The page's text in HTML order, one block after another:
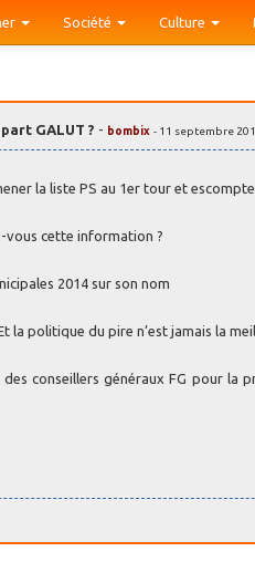
Société Culture
GALUT ? - bombix - 11 septembre
la liste PS au 1er tour et
vous cette information ?
2014 sur son nom
la politique du pire n’est jamais la
conseillers généraux FG pour la